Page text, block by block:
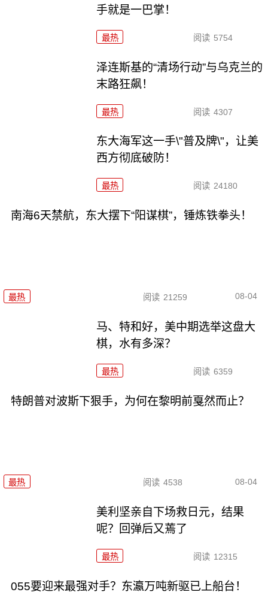
手就是一巴掌！
最热 阅读 5754
泽连斯基的“清场行动”与乌克兰的
末路狂飙！
最热 阅读 4307
东大海军这一手\"普及牌\"，让美
西方彻底破防！
最热 阅读 24180
南海6天禁航，东大摆下“阳谋棋”，锤炼铁拳头！
最热 阅读 21259 08-04
马、特和好，美中期选举这盘大
棋，水有多深？
最热 阅读 6359
特朗普对波斯下狠手，为何在黎明前戛然而止？
最热 阅读 4538 08-04
美利坚亲自下场救日元，结果
呢？回弹后又蔫了
最热 阅读 12315
055要迎来最强对手？东瀛万吨新驱已上船台！